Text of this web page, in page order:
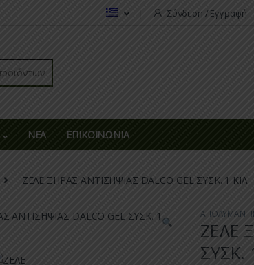
Σύνδεση / Εγγραφή
ΝΕΑ ΕΠΙΚΟΙΝΩΝΙΑ
ΖΕΛΕ ΞΗΡΑΣ ΑΝΤΙΣΗΨΙΑΣ DALCO GEL ΣΥΣΚ. 1 ΚΙΛ.
ΖΕΛΕ
ΣΥΣΚ.